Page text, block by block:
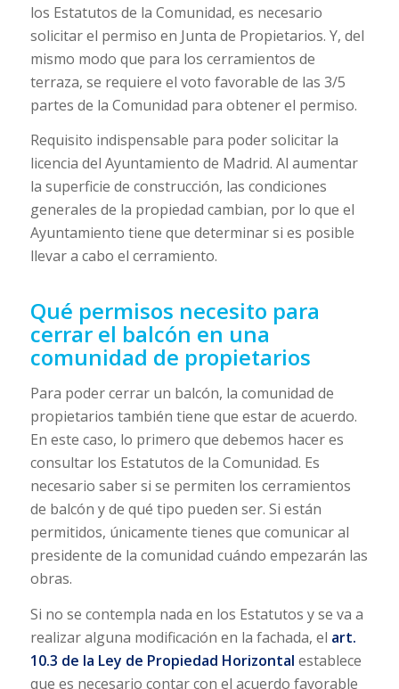
los Estatutos de la Comunidad, es necesario
solicitar el permiso en Junta de Propietarios. Y, del
mismo modo que para los cerramientos de
terraza, se requiere el voto favorable de las 3/5
partes de la Comunidad para obtener el permiso.
Requisito indispensable para poder solicitar la
licencia del Ayuntamiento de Madrid. Al aumentar
la superficie de construcción, las condiciones
generales de la propiedad cambian, por lo que el
Ayuntamiento tiene que determinar si es posible
llevar a cabo el cerramiento.
Qué permisos necesito para
cerrar el balcón en una
comunidad de propietarios
Para poder cerrar un balcón, la comunidad de
propietarios también tiene que estar de acuerdo.
En este caso, lo primero que debemos hacer es
consultar los Estatutos de la Comunidad. Es
necesario saber si se permiten los cerramientos
de balcón y de qué tipo pueden ser. Si están
permitidos, únicamente tienes que comunicar al
presidente de la comunidad cuándo empezarán las
obras.
Si no se contempla nada en los Estatutos y se va a
realizar alguna modificación en la fachada, el art.
10.3 de la Ley de Propiedad Horizontal establece
que es necesario contar con el acuerdo favorable